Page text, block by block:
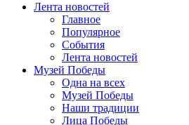
Лента новостей
Главное
Популярное
События
Лента новостей
Музей Победы
Одна на всех
Музей Победы
Наши традиции
Лица Победы